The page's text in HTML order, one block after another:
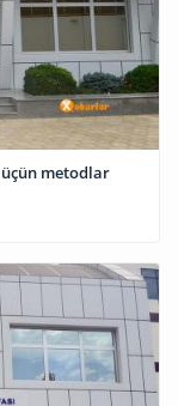
metodlar